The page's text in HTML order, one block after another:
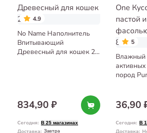
4.9
No Name Наполнитель
Впитывающий
Древесный для кошек 25
834,90 ₽
Сегодня: В 25 магазинах
Доставка: Завтра
5
Влажный
пород
36,90
Сегодня: В
Доставка: